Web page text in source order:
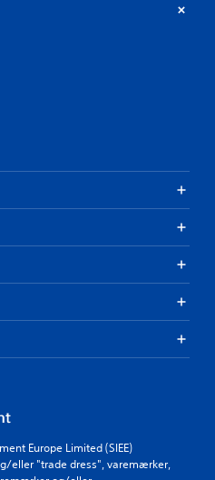
Europe Limited (SIEE)
eller "trade dress", varemærker,